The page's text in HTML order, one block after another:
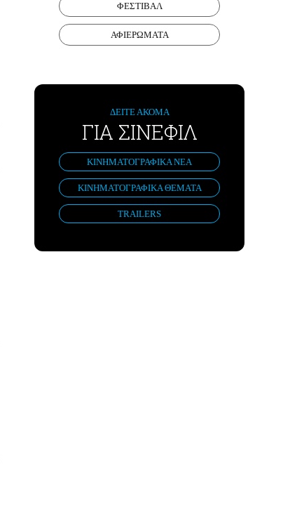
ΦΕΣΤΙΒΑΛ
ΑΦΙΕΡΩΜΑΤΑ
ΔΕΙΤΕ ΑΚΟΜΑ
ΓΙΑ ΣΙΝΕΦΙΛ
ΚΙΝΗΜΑΤΟΓΡΑΦΙΚΑ ΝΕΑ
ΚΙΝΗΜΑΤΟΓΡΑΦΙΚΑ ΘΕΜΑΤΑ
TRAILERS